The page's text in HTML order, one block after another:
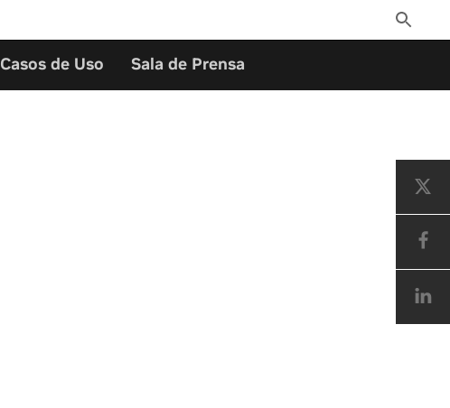
Toggle
Search
Casos de Uso Sala de Prensa